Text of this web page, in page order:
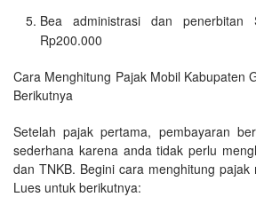
Bea administrasi dan
Rp200.000
Cara Menghitung Pajak Mobil Kabupaten
Berikutnya
Setelah pajak pertama, pembayaran
sederhana karena anda tidak perlu
dan TNKB. Begini cara menghitung pajak
Lues untuk berikutnya: